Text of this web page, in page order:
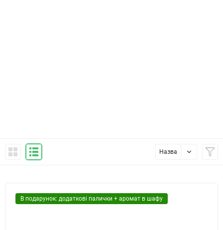
Назва
В подарунок: додаткові палички + аромат в шафу